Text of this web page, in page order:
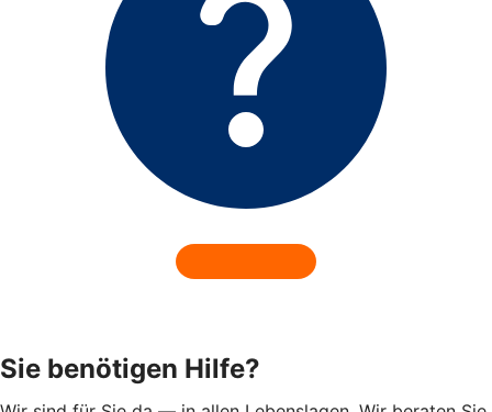
Sie benötigen Hilfe?